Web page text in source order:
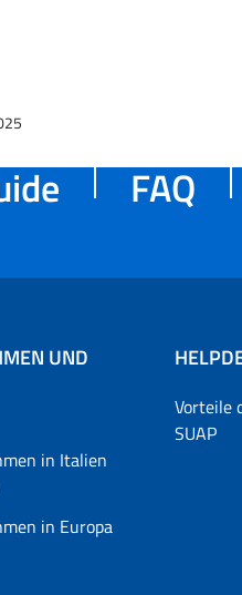
FAQ
UND
in Italien
in Europa
Vorteile
SUAP